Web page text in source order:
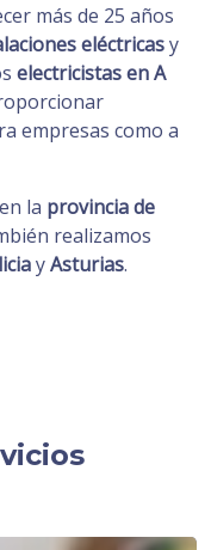
más de 25 años
eléctricasy
electricistas en A
empresas como a
la provincia de
realizamos
yAsturias.